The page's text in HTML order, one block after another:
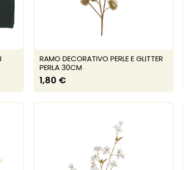
RAMO DECORATIVO PERLE E GLITTER
PERLA 30CM
1,80 €